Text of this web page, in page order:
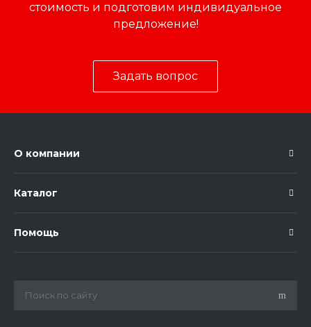
стоимость и подготовим индивидуальное
предложение!
Задать вопрос
О компании
Каталог
Помощь